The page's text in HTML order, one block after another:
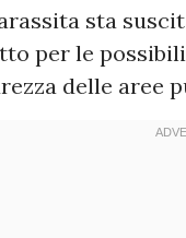
sta
per le
delle aree